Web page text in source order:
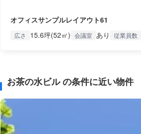
オフィスサンプルレイアウト61
広さ 15.6坪(52㎡) 会議室 あり 従業員数
お茶の水ビル の条件に近い物件